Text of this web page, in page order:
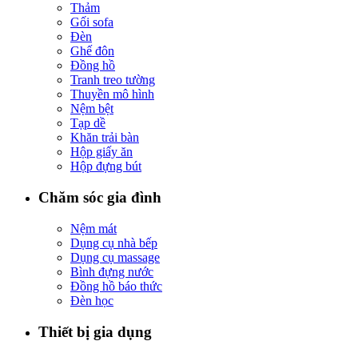
Thảm
Gối sofa
Đèn
Ghế đôn
Đồng hồ
Tranh treo tường
Thuyền mô hình
Nệm bệt
Tạp dề
Khăn trải bàn
Hộp giấy ăn
Hộp đựng bút
Chăm sóc gia đình
Nệm mát
Dụng cụ nhà bếp
Dụng cụ massage
Bình đựng nước
Đồng hồ báo thức
Đèn học
Thiết bị gia dụng